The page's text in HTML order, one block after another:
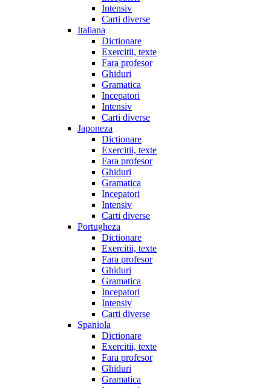
Intensiv
Carti diverse
Italiana
Dictionare
Exercitii, texte
Fara profesor
Ghiduri
Gramatica
Incepatori
Intensiv
Carti diverse
Japoneza
Dictionare
Exercitii, texte
Fara profesor
Ghiduri
Gramatica
Incepatori
Intensiv
Carti diverse
Portugheza
Dictionare
Exercitii, texte
Fara profesor
Ghiduri
Gramatica
Incepatori
Intensiv
Carti diverse
Spaniola
Dictionare
Exercitii, texte
Fara profesor
Ghiduri
Gramatica